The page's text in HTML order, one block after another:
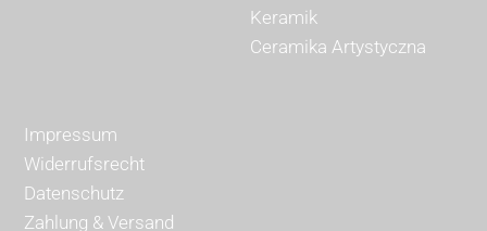
Keramik
Ceramika Artystyczna
Impressum
Widerrufsrecht
Datenschutz
Zahlung & Versand